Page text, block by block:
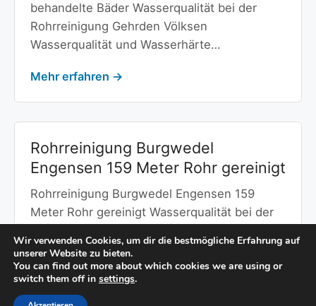
behandelte Bäder Wasserqualität bei der
Rohrreinigung Gehrden Völksen
Wasserqualität und Wasserhärte…
Mehr erfahren →
Rohrreinigung Burgwedel
Engensen 159 Meter Rohr gereinigt
Rohrreinigung Burgwedel Engensen 159
Meter Rohr gereinigt Wasserqualität bei der
Wasserqualität und…
Mehr erfahren →
Wir verwenden Cookies, um dir die bestmögliche Erfahrung auf
unserer Website zu bieten.
You can find out more about which cookies we are using or
switch them off in settings.